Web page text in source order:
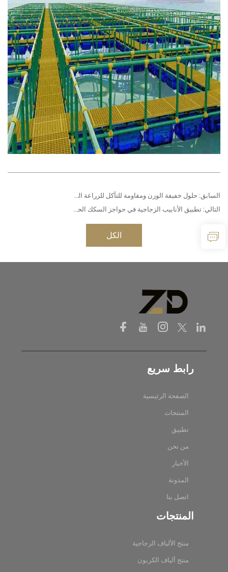
السابق: حلول خفيفة الوزن ومقاومة للتآكل للزراعة الحديثة
التالي:تطبيق الأنابيب الزجاجية في حواجز السكك الحديدية
الكل
رابط سريع
الصفحة الرئيسية
المنتجات
تطبيق
من نحن
الأخبار
المدونة
اتصل بنا
المنتجات
منتج الألياف الزجاجية
منتج ألياف الكربون